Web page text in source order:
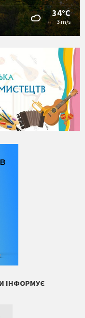
34°C
3 m/s
ІНФОРМУЄ